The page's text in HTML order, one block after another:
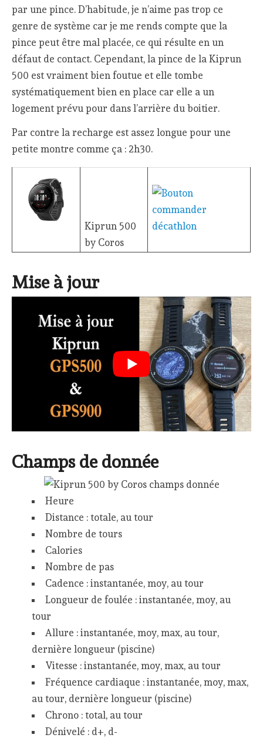
par une pince. D’habitude, je n’aime pas trop ce
genre de système car je me rends compte que la
pince peut être mal placée, ce qui résulte en un
défaut de contact. Cependant, la pince de la Kiprun
500 est vraiment bien foutue et elle tombe
systématiquement bien en place car elle a un
logement prévu pour dans l’arrière du boitier.
Par contre la recharge est assez longue pour une
petite montre comme ça : 2h30.
Kiprun 500
by Coros
Mise à jour
Champs de donnée
Heure
Distance : totale, au tour
Nombre de tours
Calories
Nombre de pas
Cadence : instantanée, moy, au tour
Longueur de foulée : instantanée, moy, au
tour
Allure : instantanée, moy, max, au tour,
dernière longueur (piscine)
Vitesse : instantanée, moy, max, au tour
Fréquence cardiaque : instantanée, moy, max,
au tour, dernière longueur (piscine)
Chrono : total, au tour
Dénivelé : d+, d-